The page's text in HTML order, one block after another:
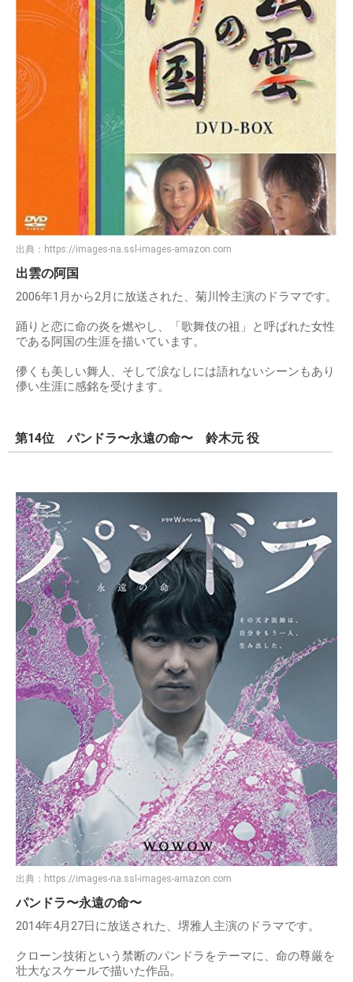
出典： https://images-na.ssl-images-amazon.com
出雲の阿国
2006年1月から2月に放送された、菊川怜主演のドラマです。
踊りと恋に命の炎を燃やし、「歌舞伎の祖」と呼ばれた女性
である阿国の生涯を描いています。
儚くも美しい舞人、そして涙なしには語れないシーンもあり
儚い生涯に感銘を受けます。
第14位 パンドラ〜永遠の命〜 鈴木元 役
出典： https://images-na.ssl-images-amazon.com
パンドラ〜永遠の命〜
2014年4月27日に放送された、堺雅人主演のドラマです。
クローン技術という禁断のパンドラをテーマに、命の尊厳を
壮大なスケールで描いた作品。